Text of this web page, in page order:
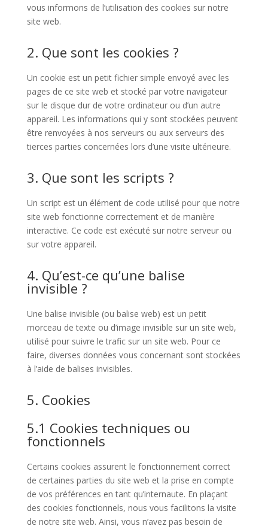
vous informons de l’utilisation des cookies sur notre
site web.
2. Que sont les cookies ?
Un cookie est un petit fichier simple envoyé avec les
pages de ce site web et stocké par votre navigateur
sur le disque dur de votre ordinateur ou d’un autre
appareil. Les informations qui y sont stockées peuvent
être renvoyées à nos serveurs ou aux serveurs des
tierces parties concernées lors d’une visite ultérieure.
3. Que sont les scripts ?
Un script est un élément de code utilisé pour que notre
site web fonctionne correctement et de manière
interactive. Ce code est exécuté sur notre serveur ou
sur votre appareil.
4. Qu’est-ce qu’une balise
invisible ?
Une balise invisible (ou balise web) est un petit
morceau de texte ou d’image invisible sur un site web,
utilisé pour suivre le trafic sur un site web. Pour ce
faire, diverses données vous concernant sont stockées
à l’aide de balises invisibles.
5. Cookies
5.1 Cookies techniques ou
fonctionnels
Certains cookies assurent le fonctionnement correct
de certaines parties du site web et la prise en compte
de vos préférences en tant qu’internaute. En plaçant
des cookies fonctionnels, nous vous facilitons la visite
de notre site web. Ainsi, vous n’avez pas besoin de